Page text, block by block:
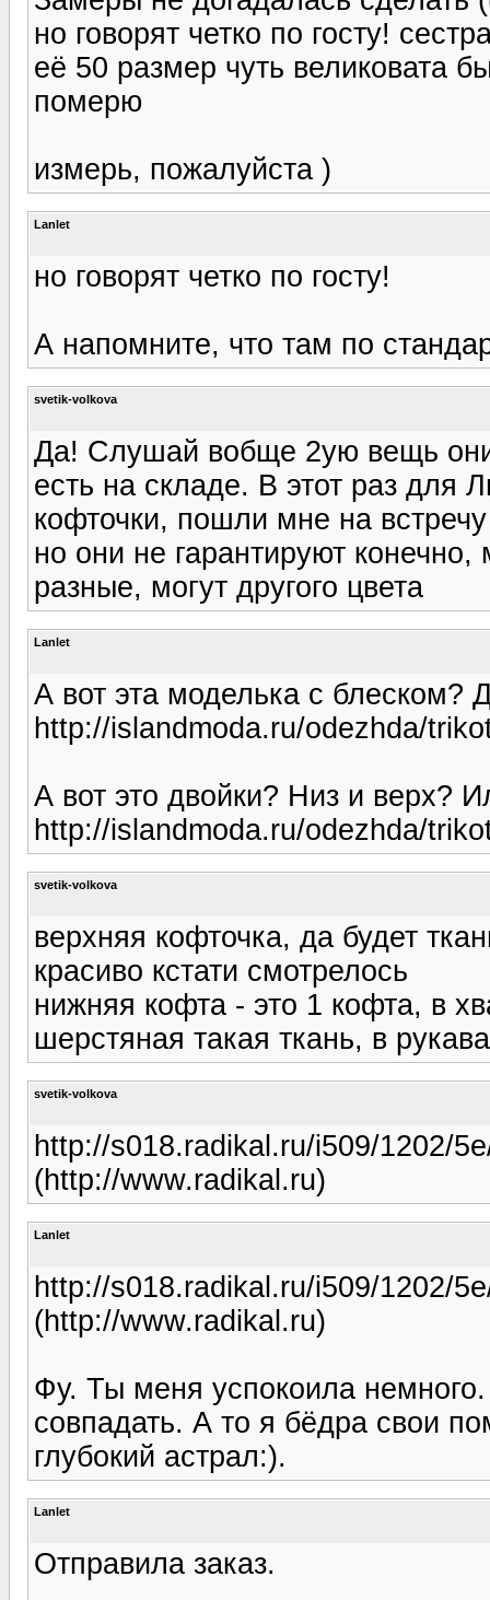
но говорят четко по госту!
её 50 размер чуть великовата
померю
измерь, пожалуйста )
Lanlet
но говорят четко по госту!
А напомните, что там по
svetik-volkova
Да! Слушай вобще 2ую вещь они
есть на складе. В этот раз для
кофточки, пошли мне на
но они не гарантируют
разные, могут другого цвета
Lanlet
А вот эта моделька с блеском?
http://islandmoda.ru/odezhda/
А вот это двойки? Низ и верх?
http://islandmoda.ru/odezhda/
svetik-volkova
верхняя кофточка, да будет
красиво кстати смотрелось
нижняя кофта - это 1 кофта, в
шерстяная такая ткань, в
svetik-volkova
http://s018.radikal.ru/i509/1202/
(http://www.radikal.ru)
Lanlet
http://s018.radikal.ru/i509/1202/
(http://www.radikal.ru)
Фу. Ты меня успокоила
совпадать. А то я бёдра свои
глубокий астрал:).
Lanlet
Отправила заказ.